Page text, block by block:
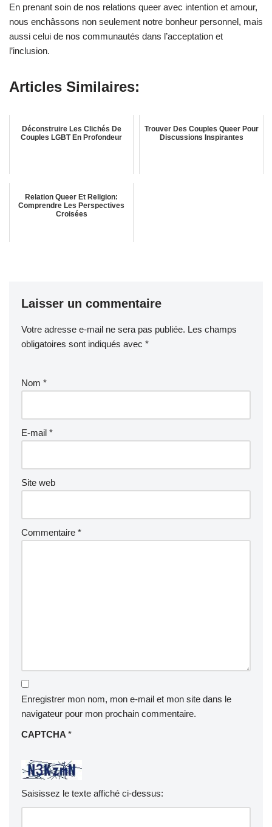
En prenant soin de nos relations queer avec intention et amour,
nous enchâssons non seulement notre bonheur personnel, mais
aussi celui de nos communautés dans l’acceptation et
l’inclusion.
Articles Similaires:
Déconstruire Les Clichés De
Couples LGBT En Profondeur
Trouver Des Couples Queer Pour
Discussions Inspirantes
Relation Queer Et Religion:
Comprendre Les Perspectives
Croisées
Laisser un commentaire
Votre adresse e-mail ne sera pas publiée. Les champs
obligatoires sont indiqués avec *
Nom *
E-mail *
Site web
Commentaire *
Enregistrer mon nom, mon e-mail et mon site dans le
navigateur pour mon prochain commentaire.
CAPTCHA *
Saisissez le texte affiché ci-dessus: